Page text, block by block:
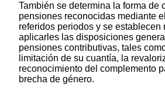
También se determina la forma de
pensiones reconocidas mediante
referidos periodos y se establecen
aplicarles las disposiciones
pensiones contributivas, tales
limitación de su cuantía, la
reconocimiento del complemento
brecha de género.